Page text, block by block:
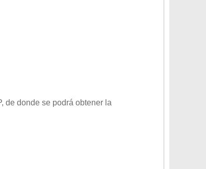
de donde se podrá obtener la